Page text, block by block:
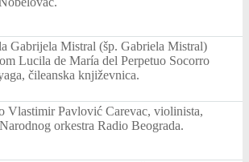
Gabrijela Mistral (šp. Gabriela Mistral)
Lucila de María del Perpetuo Socorro
čileanska književnica.
Vlastimir Pavlović Carevac, violinista,
orkestra Radio Beograda.